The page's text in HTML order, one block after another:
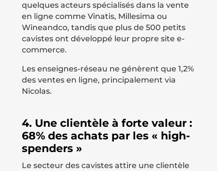
quelques acteurs spécialisés dans la vente
en ligne comme Vinatis, Millesima ou
Wineandco, tandis que plus de 500 petits
cavistes ont développé leur propre site e-
commerce.
Les enseignes-réseau ne génèrent que 1,2%
des ventes en ligne, principalement via
Nicolas.
4. Une clientèle à forte valeur :
68% des achats par les « high-
spenders »
Le secteur des cavistes attire une clientèle